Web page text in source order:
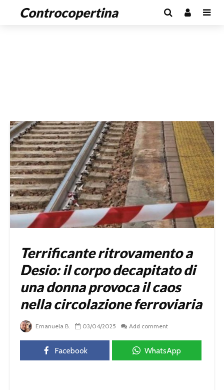
Controcopertina
Terrificante ritrovamento a
Desio: il corpo decapitato di
una donna provoca il caos
nella circolazione ferroviaria
Emanuela B. 03/04/2025 Add comment
Facebook WhatsApp